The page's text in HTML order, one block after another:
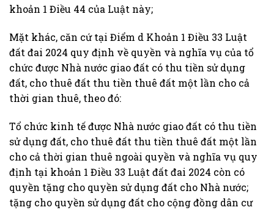
khoản 1 Điều 44 của Luật này;
Mặt khác, căn cứ tại Điểm d Khoản 1 Điều 33 Luật
đất đai 2024 quy định về quyền và nghĩa vụ của tổ
chức được Nhà nước giao đất có thu tiền sử dụng
đất, cho thuê đất thu tiền thuê đất một lần cho cả
thời gian thuê, theo đó:
Tổ chức kinh tế được Nhà nước giao đất có thu tiền
sử dụng đất, cho thuê đất thu tiền thuê đất một lần
cho cả thời gian thuê ngoài quyền và nghĩa vụ quy
định tại khoản 1 Điều 33 Luật đất đai 2024 còn có
quyền tặng cho quyền sử dụng đất cho Nhà nước;
tặng cho quyền sử dụng đất cho cộng đồng dân cư